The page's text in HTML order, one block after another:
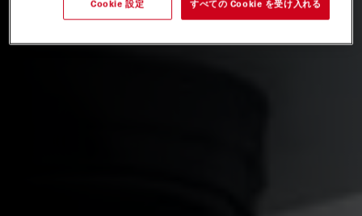
Cookie 設定 すべての Cookie を受け入れる